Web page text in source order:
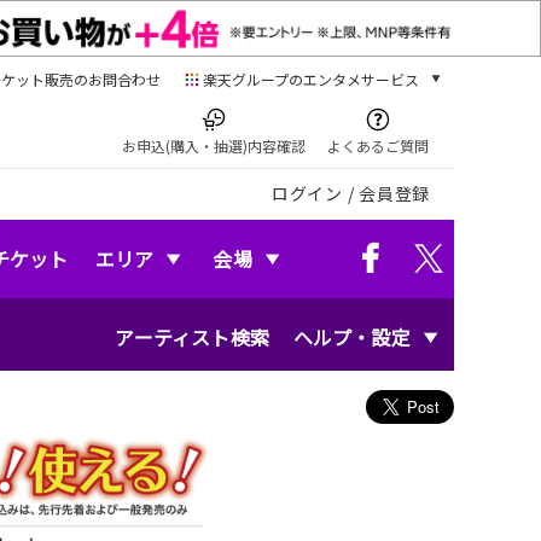
ット販売のお問合わせ 楽天グループのエンタメサービス
本/ゲーム/CD/DVD
楽天ブックス
電子書籍
楽天Kobo
音楽配信
お申込(購入・抽選)内容確認 よくあるご質問
ログイン / 会員登録
ケット エリア 会場
アーティスト検索 ヘルプ・設定